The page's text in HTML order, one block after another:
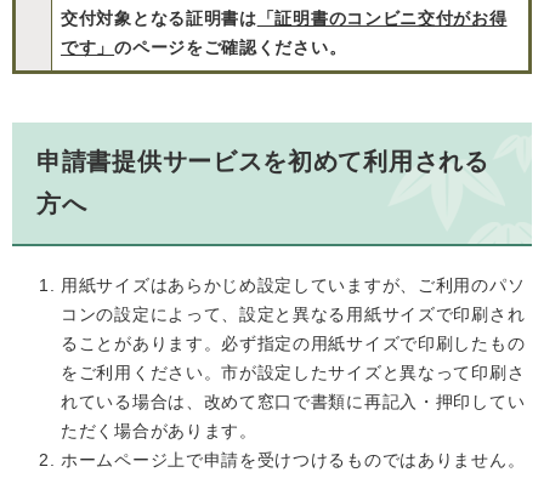
交付対象となる証明書は 「証明書のコンビニ交付がお得
です」のページをご確認ください。
申請書提供サービスを初めて利用される
方へ
用紙サイズはあらかじめ設定していますが、ご利用のパソ
コンの設定によって、設定と異なる用紙サイズで印刷され
ることがあります。必ず指定の用紙サイズで印刷したもの
をご利用ください。市が設定したサイズと異なって印刷さ
れている場合は、改めて窓口で書類に再記入・押印してい
ただく場合があります。
ホームページ上で申請を受けつけるものではありません。